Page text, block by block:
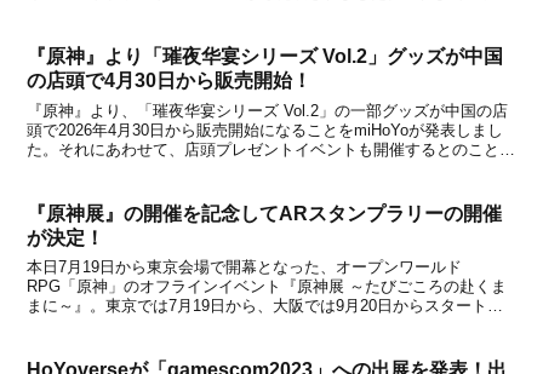
『原神』より「璀夜华宴シリーズ Vol.2」グッズが中国
の店頭で4月30日から販売開始！
『原神』より、「璀夜华宴シリーズ Vol.2」の一部グッズが中国の店
頭で2026年4月30日から販売開始になることをmiHoYoが発表しまし
た。それにあわせて、店頭プレゼントイベントも開催するとのこと。
『原神展』の開催を記念してARスタンプラリーの開催
が決定！
本日7月19日から東京会場で開幕となった、オープンワールド
RPG「原神」のオフラインイベント『原神展 ～たびごころの赴くま
まに～』。東京では7月19日から、大阪では9月20日からスタートと
HoYoverseが「gamescom2023」への出展を発表！出